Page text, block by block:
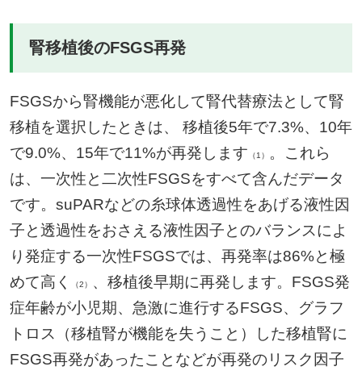
腎移植後のFSGS再発
FSGSから腎機能が悪化して腎代替療法として腎
移植を選択したときは、 移植後5年で7.3%、10年
で9.0%、15年で11%が再発します （1）
。これら
は、一次性と二次性FSGSをすべて含んだデータ
です。suPARなどの糸球体透過性をあげる液性因
子と透過性をおさえる液性因子とのバランスによ
り発症する一次性FSGSでは、再発率は86%と極
めて高く
（2）
、移植後早期に再発します。FSGS発
症年齢が小児期、急激に進行するFSGS、グラフ
トロス（移植腎が機能を失うこと）した移植腎に
FSGS再発があったことなどが再発のリスク因子